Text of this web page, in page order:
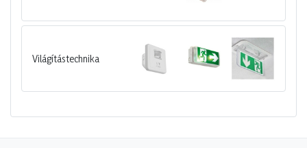
Világítástechnika